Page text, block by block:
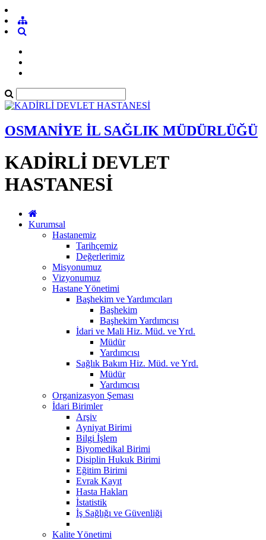
OSMANİYE İL SAĞLIK MÜDÜRLÜĞÜ
KADİRLİ DEVLET
HASTANESİ
Kurumsal
Hastanemiz
Tarihçemiz
Değerlerimiz
Misyonumuz
Vizyonumuz
Hastane Yönetimi
Başhekim ve Yardımcıları
Başhekim
Başhekim Yardımcısı
İdari ve Mali Hiz. Müd. ve Yrd.
Müdür
Yardımcısı
Sağlık Bakım Hiz. Müd. ve Yrd.
Müdür
Yardımcısı
Organizasyon Şeması
İdari Birimler
Arşiv
Ayniyat Birimi
Bilgi İşlem
Biyomedikal Birimi
Disiplin Hukuk Birimi
Eğitim Birimi
Evrak Kayıt
Hasta Hakları
İstatistik
İş Sağlığı ve Güvenliği
Kalite Yönetimi